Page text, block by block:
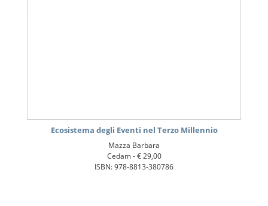
Ecosistema degli Eventi nel Terzo Millennio
Mazza Barbara
Cedam -€ 29,00
ISBN: 978-8813-380786